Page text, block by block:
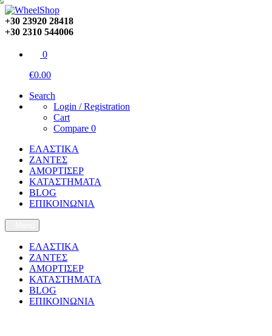
+30 23920 28418
+30 2310 544006
0
€0.00
Search
Login / Registration
Cart
Compare 0
ΕΛΑΣΤΙΚΑ
ΖΑΝΤΕΣ
ΑΜΟΡΤΙΣΕΡ
ΚΑΤΑΣΤΗΜΑΤΑ
BLOG
ΕΠΙΚΟΙΝΩΝΙΑ
ΕΛΑΣΤΙΚΑ
ΖΑΝΤΕΣ
ΑΜΟΡΤΙΣΕΡ
ΚΑΤΑΣΤΗΜΑΤΑ
BLOG
ΕΠΙΚΟΙΝΩΝΙΑ